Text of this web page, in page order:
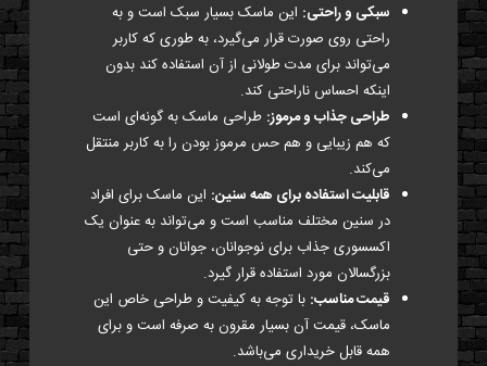
سبکی و راحتی: این ماسک بسیار سبک است و به
راحتی روی صورت قرار می‌گیرد، به طوری که کاربر
می‌تواند برای مدت طولانی از آن استفاده کند بدون
اینکه احساس ناراحتی کند.
طراحی جذاب و مرموز: طراحی ماسک به گونه‌ای است
که هم زیبایی و هم حس مرموز بودن را به کاربر منتقل
می‌کند.
قابلیت استفاده برای همه سنین: این ماسک برای افراد
در سنین مختلف مناسب است و می‌تواند به عنوان یک
اکسسوری جذاب برای نوجوانان، جوانان و حتی
بزرگسالان مورد استفاده قرار گیرد.
قیمت مناسب: با توجه به کیفیت و طراحی خاص این
ماسک، قیمت آن بسیار مقرون به صرفه است و برای
همه قابل خریداری می‌باشد.